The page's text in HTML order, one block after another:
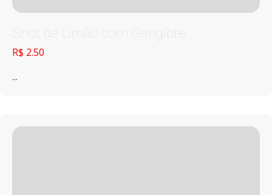
Shot de Limão com Gengibre
R$ 2.50
...